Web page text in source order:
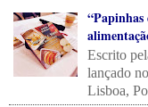
“Papinhas
Escrito
lançado
Lisboa,